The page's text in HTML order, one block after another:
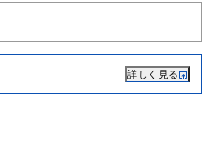
詳しく見る